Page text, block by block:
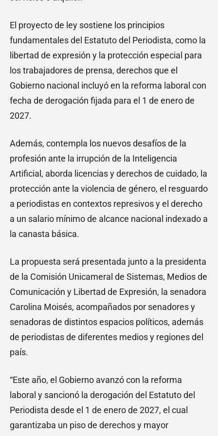
El proyecto de ley sostiene los principios
fundamentales del Estatuto del Periodista, como la
libertad de expresión y la protección especial para
los trabajadores de prensa, derechos que el
Gobierno nacional incluyó en la reforma laboral con
fecha de derogación fijada para el 1 de enero de
2027.
Además, contempla los nuevos desafíos de la
profesión ante la irrupción de la Inteligencia
Artificial, aborda licencias y derechos de cuidado, la
protección ante la violencia de género, el resguardo
a periodistas en contextos represivos y el derecho
a un salario mínimo de alcance nacional indexado a
la canasta básica.
La propuesta será presentada junto a la presidenta
de la Comisión Unicameral de Sistemas, Medios de
Comunicación y Libertad de Expresión, la senadora
Carolina Moisés, acompañados por senadores y
senadoras de distintos espacios políticos, además
de periodistas de diferentes medios y regiones del
país.
“Este año, el Gobierno avanzó con la reforma
laboral y sancionó la derogación del Estatuto del
Periodista desde el 1 de enero de 2027, el cual
garantizaba un piso de derechos y mayor